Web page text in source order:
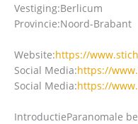
Vestiging:Berlicum
Provincie:Noord-Brabant
Website:https://
Social Media:https://
Social Media:https://
IntroductieParanomale